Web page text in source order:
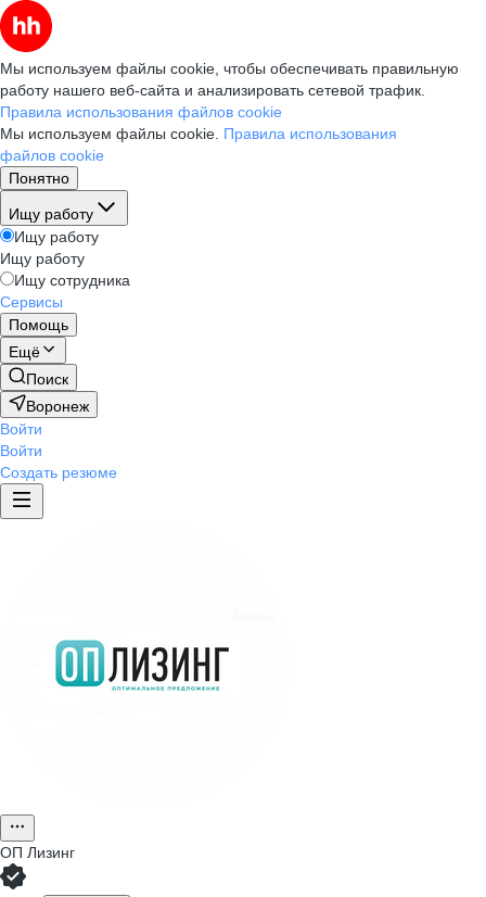
Мы используем файлы cookie, чтобы обеспечивать правильную
работу нашего веб-сайта и анализировать сетевой трафик.
Правила использования файлов cookie
Мы используем файлы cookie. Правила использования
файлов cookie
Понятно
Ищу работу
Ищу работу
Ищу работу
Ищу сотрудника
Сервисы
Помощь
Ещё
Поиск
Воронеж
Войти
Войти
Создать резюме
ОП Лизинг